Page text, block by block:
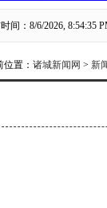
间：8/6/2026, 8:54:36
位置： 诸城新闻网 > 新